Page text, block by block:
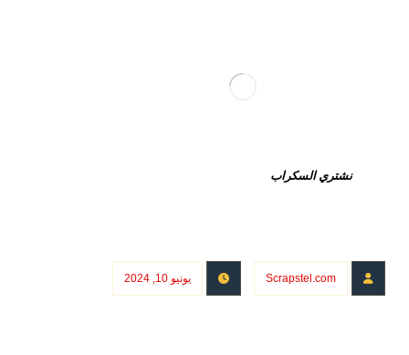
نشتري السكراب
Scrapstel.com يونيو 10, 2024